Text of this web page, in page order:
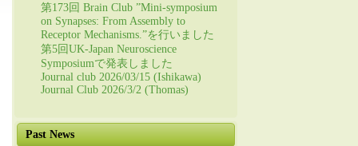
第173回 Brain Club ”Mini-symposium
on Synapses: From Assembly to
Receptor Mechanisms.”を行いました
第5回UK-Japan Neuroscience
Symposiumで発表しました
Journal club 2026/03/15 (Ishikawa)
Journal Club 2026/3/2 (Thomas)
Past News